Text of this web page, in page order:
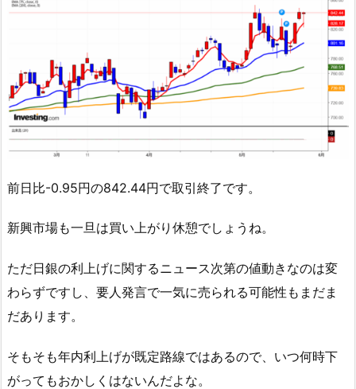
前日比-0.95円の842.44円で取引終了です。
新興市場も一旦は買い上がり休憩でしょうね。
ただ日銀の利上げに関するニュース次第の値動きなのは変
わらずですし、要人発言で一気に売られる可能性もまだま
だあります。
そもそも年内利上げが既定路線ではあるので、いつ何時下
がってもおかしくはないんだよな。